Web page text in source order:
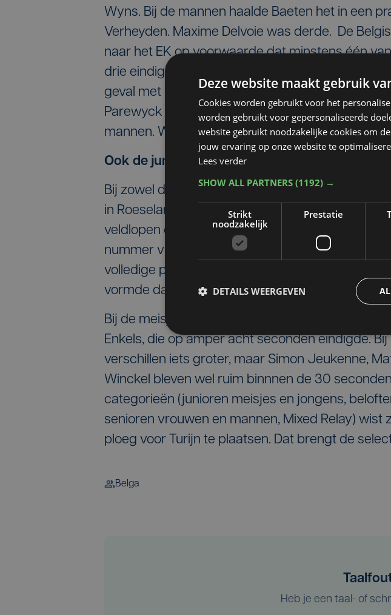
Wyns. Bij de mannen haalde Baeten het in een
Verheyden. Maxime Delvoie was derde. De
naar het EK op voorwaarde dat minstens één
drie eindigden vorige zomer in de Europese top
geval met Ruben Verheyden. De aflossingsploeg
Parewyck en Scaunet bij de vrouwen en Baeten
mannen. Wyns en Delvoie gaan mee naar het EK
Ook de junioren naar het EK
Bij zowel de meisjes als jongens junioren heeft
in Roeselare een volledige ploeg van vier atleten
veldlopen op 11 december in Turijn. De
nummer vier binnen de 30 seconden van de
volledige ploeg van vier atleten naar het EK. In
vormde dat een probleem.
Bij de meisjes won Julie Voet, voor Marie Bilo,
Enkels, die op amper acht seconden eindigde.
verschillen iets groter, maar Simon Jeukenne,
Winckel bleven wel ruim binnnen de 30
categorieën (junioren meisjes en jongens,
senioren vrouwen en mannen, Mixed Relay) wist
ploeg voor Turijn te plaatsen. Dat brengt de
Belga
Heb je een taal- of
Deze website maakt gebruik
Cookies worden gebruikt voor het
worden gebruikt voor gepersonaliseerde
website gebruikt noodzakelijke cookies om
jouw ervaring op onze website te
Lees verder
SHOW ALL PARTNERS (1192) →
Strikt
noodzakelijk
Prestatie
DETAILS WEERGEVEN